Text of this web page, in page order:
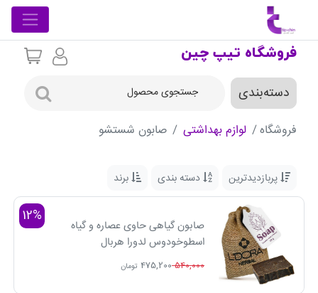
فروشگاه تیپ چین
دسته‌بندی
فروشگاه لوازم بهداشتی صابون شستشو
پربازدیدترین دسته بندی برند
12%
صابون گیاهی حاوی عصاره و گیاه
اسطوخودوس لدورا هربال
540,000
475,200 تومان